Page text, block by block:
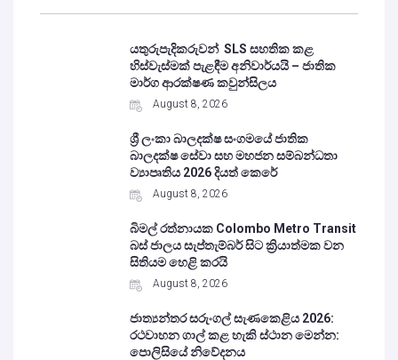
යතුරුපැදිකරුවන් SLS සහතික කළ
හිස්වැස්මක් පැළඳීම අනිවාර්යයි – ජාතික
මාර්ග ආරක්ෂණ කවුන්සිලය
August 8, 2026
ශ්‍රී ලංකා බාලදක්ෂ සංගමයේ ජාතික
බාලදක්ෂ සේවා සහ මහජන සම්බන්ධතා
ව්‍යාපෘතිය 2026 දියත් කෙරේ
August 8, 2026
බිමල් රත්නායක Colombo Metro Transit
බස් ජාලය සැප්තැම්බර් සිට ක්‍රියාත්මක වන
සිතියම හෙළි කරයි
August 8, 2026
ජාත්‍යන්තර සරුංගල් සැණකෙළිය 2026:
රථවාහන ගාල් කළ හැකි ස්ථාන මෙන්න:
පොලිසියේ නිවේදනය